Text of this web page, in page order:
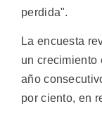
perdida".
La encuesta
un crecimiento
año
por ciento, en